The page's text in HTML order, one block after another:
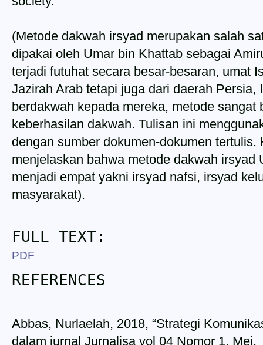
(Metode dakwah irsyad merupakan salah
dipakai oleh Umar bin Khattab sebagai
terjadi futuhat secara besar-besaran, umat
Jazirah Arab tetapi juga dari daerah Persia,
berdakwah kepada mereka, metode sangat
keberhasilan dakwah. Tulisan ini
dengan sumber dokumen-dokumen tertulis.
menjelaskan bahwa metode dakwah irsyad
menjadi empat yakni irsyad nafsi, irsyad
masyarakat).
FULL TEXT:
PDF
REFERENCES
Abbas, Nurlaelah, 2018, “Strategi
dalam jurnal Jurnalisa vol 04 Nomor 1, Mei.